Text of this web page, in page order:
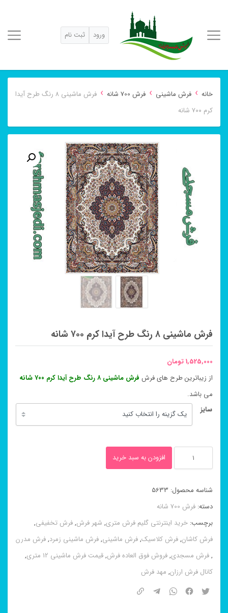
ورود ثبت نام
خانه › فرش ماشینی › فرش 700 شانه ›
فرش ماشینی ۸ رنگ طرح آیدا
کرم ۷۰۰ شانه
فرش ماشینی ۸ رنگ طرح آیدا کرم ۷۰۰ شانه
1,525,000تومان
از زیباترین طرح های فرش فرش ماشینی ۸ رنگ طرح آیدا کرم ۷۰۰ شانه
می باشد.
سایز
ماشینی
۸
رنگ
طرح
آیدا
کرم
۷۰۰
افزودن به سبد خرید
شناسه محصول: 5633
دسته: فرش 700 شانه
برچسب: خرید اینترنتی گلیم فرش متری, شهر فرش,فرش تخفیفی,
فرش کاشان,فرش کلاسیک,فرش ماشینی,فرش ماشینی زمرد,فرش مدرن
,فرش مسجدی,فروش فوق العاده فرش,قیمت فرش ماشینی 12 متری
,
کانال فرش ارزان, مهد فرش